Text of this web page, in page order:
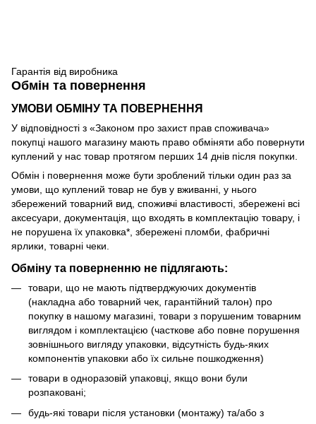
Гарантія від виробника
Обмін та повернення
УМОВИ ОБМІНУ ТА ПОВЕРНЕННЯ
У відповідності з «Законом про захист прав споживача»
покупці нашого магазину мають право обміняти або повернути
куплений у нас товар протягом перших 14 днів після покупки.
Обмін і повернення може бути зроблений тільки один раз за
умови, що куплений товар не був у вживанні, у нього
збережений товарний вид, споживчі властивості, збережені всі
аксесуари, документація, що входять в комплектацію товару, і
не порушена їх упаковка*, збережені пломби, фабричні
ярлики, товарні чеки.
Обміну та поверненню не підлягають:
товари, що не мають підтверджуючих документів
(накладна або товарний чек, гарантійний талон) про
покупку в нашому магазині, товари з порушеним товарним
виглядом і комплектацією (часткове або повне порушення
зовнішнього вигляду упаковки, відсутність будь-яких
компонентів упаковки або їх сильне пошкодження)
товари в одноразовій упаковці, якщо вони були
розпаковані;
будь-які товари після установки (монтажу) та/або з